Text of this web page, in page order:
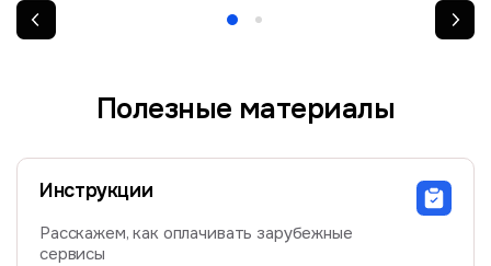
Полезные материалы
Инструкции
Расскажем, как оплачивать зарубежные
сервисы